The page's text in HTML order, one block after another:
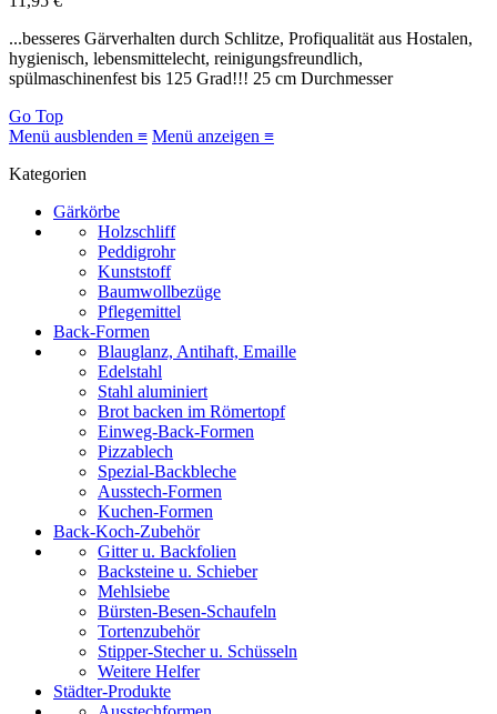
...besseres Gärverhalten durch Schlitze, Profiqualität aus Hostalen,
hygienisch, lebensmittelecht, reinigungsfreundlich,
spülmaschinenfest bis 125 Grad!!! 25 cm Durchmesser
Go Top
Menü ausblenden ≡ Menü anzeigen ≡
Kategorien
Gärkörbe
Holzschliff
Peddigrohr
Kunststoff
Baumwollbezüge
Pflegemittel
Back-Formen
Blauglanz, Antihaft, Emaille
Edelstahl
Stahl aluminiert
Brot backen im Römertopf
Einweg-Back-Formen
Pizzablech
Spezial-Backbleche
Ausstech-Formen
Kuchen-Formen
Back-Koch-Zubehör
Gitter u. Backfolien
Backsteine u. Schieber
Mehlsiebe
Bürsten-Besen-Schaufeln
Tortenzubehör
Stipper-Stecher u. Schüsseln
Weitere Helfer
Städter-Produkte